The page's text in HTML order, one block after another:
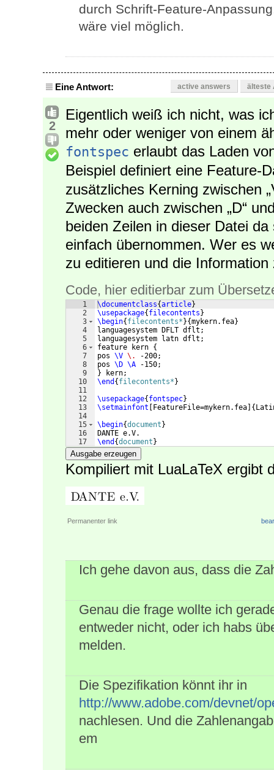
durch Schrift-Feature-
wäre viel möglich.
Eine Antwort: active answers älteste
2
Eigentlich weiß ich nicht, was
mehr oder weniger von einem
fontspec erlaubt das Laden
Beispiel definiert eine Feature-
zusätzliches Kerning zwischen
Zwecken auch zwischen „D“
beiden Zeilen in dieser Datei
einfach übernommen. Wer es
zu editieren und die Information
Code, hier editierbar zum
1
2
3
4
5
6
7
8
9
10
11
12
13
14
15
16
17
\documentclass{article}
\usepackage{ filecontents }
\begin{ filecontents* }{mykern.fea}
languagesystem DFLT dflt;
languagesystem latn dflt;
feature kern {
pos \V \.
-200;
pos \D \A -150;
} kern;
\end { filecontents* }
\usepackage{ fontspec}
\setmainfont
FeatureFile=mykern.fea {
\begin{document }
DANTE e.V.
\end {document }
Ausgabe erzeugen
Kompiliert mit LuaLaTeX ergibt
Permanenter link
Ich gehe davon aus, dass die
Genau die frage wollte ich
entweder nicht, oder ich habs
melden.
Die Spezifikation könnt ihr in
http://www.adobe.com/devnet/
nachlesen. Und die
em